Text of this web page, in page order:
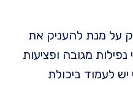
על מנת להעניק את
מגובה ופציעות
לעמוד ביכולת